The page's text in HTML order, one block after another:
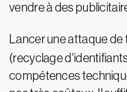
vendre à des
Lancer une attaque de
(recyclage
compétences